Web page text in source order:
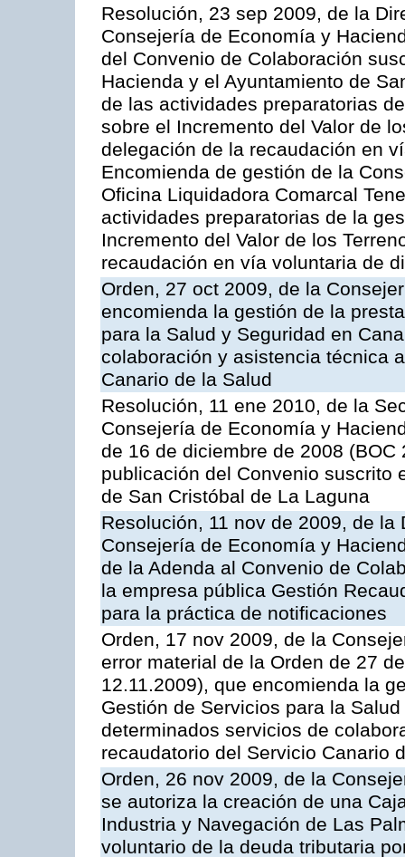
Resolución, 23 sep 2009, de la
Consejería de Economía y
del Convenio de Colaboración
Hacienda y el Ayuntamiento de
de las actividades preparatorias
sobre el Incremento del Valor de
delegación de la recaudación en
Encomienda de gestión de la
Oficina Liquidadora Comarcal
actividades preparatorias de la
Incremento del Valor de los
recaudación en vía voluntaria de
Orden, 27 oct 2009, de la
encomienda la gestión de la
para la Salud y Seguridad en
colaboración y asistencia técnica
Canario de la Salud
Resolución, 11 ene 2010, de la
Consejería de Economía y
de 16 de diciembre de 2008
publicación del Convenio suscrito
de San Cristóbal de La Laguna
Resolución, 11 nov de 2009, de
Consejería de Economía y
de la Adenda al Convenio de
la empresa pública Gestión
para la práctica de notificaciones
Orden, 17 nov 2009, de la
error material de la Orden de 27
12.11.2009), que encomienda la
Gestión de Servicios para la
determinados servicios de
recaudatorio del Servicio Canario
Orden, 26 nov 2009, de la
se autoriza la creación de una
Industria y Navegación de Las
voluntario de la deuda tributaria